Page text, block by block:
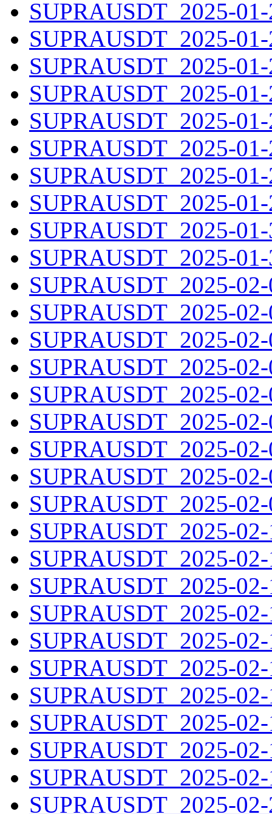
SUPRAUSDT_2025-01-
SUPRAUSDT_2025-01-
SUPRAUSDT_2025-01-
SUPRAUSDT_2025-01-
SUPRAUSDT_2025-01-
SUPRAUSDT_2025-01-
SUPRAUSDT_2025-01-
SUPRAUSDT_2025-01-
SUPRAUSDT_2025-01-
SUPRAUSDT_2025-01-
SUPRAUSDT_2025-02-
SUPRAUSDT_2025-02-
SUPRAUSDT_2025-02-
SUPRAUSDT_2025-02-
SUPRAUSDT_2025-02-
SUPRAUSDT_2025-02-
SUPRAUSDT_2025-02-
SUPRAUSDT_2025-02-
SUPRAUSDT_2025-02-
SUPRAUSDT_2025-02-
SUPRAUSDT_2025-02-
SUPRAUSDT_2025-02-
SUPRAUSDT_2025-02-
SUPRAUSDT_2025-02-
SUPRAUSDT_2025-02-
SUPRAUSDT_2025-02-
SUPRAUSDT_2025-02-
SUPRAUSDT_2025-02-
SUPRAUSDT_2025-02-
SUPRAUSDT_2025-02-